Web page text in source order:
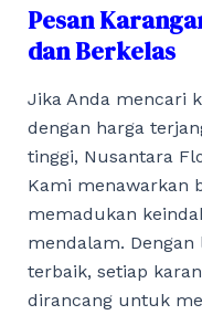
Pesan
dan Berkelas
Jika Anda mencari
dengan harga
tinggi, Nusantara
Kami menawarkan
memadukan
mendalam.
terbaik, setiap
dirancang untuk